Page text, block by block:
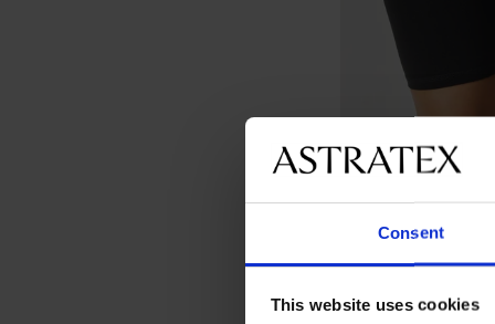
Consent
This website uses cookies
Sportshort ONLY
15,99 €